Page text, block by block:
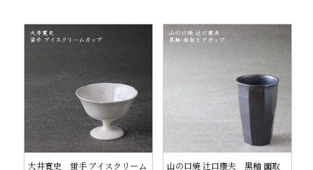
大井寛史 蛍手 アイスクリーム
山の口焼 辻口康夫 黒釉 面取